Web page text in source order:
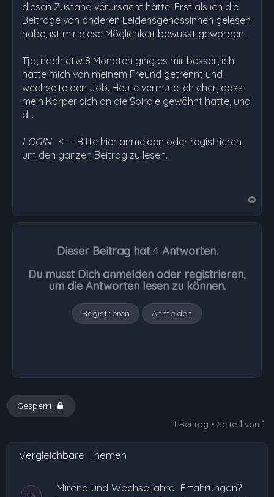
diesen Zustand verursacht hätte. Erst als ich die
Beiträge von anderen Leidensgenossinnen gelesen
habe, ist mir diese Möglichkeit bewusst geworden.
Tja, nach etw 8 Monaten ging es mir besser, ich
hatte mich von meinem Freund getrennt und
wechselte den Job. Heute vermute ich eher, dass
mein Körper sich an die Spirale gewöhnt hatte, und
d…
LOGIN <--- Bitte hier anmelden oder registrieren,
um den ganzen Beitrag zu lesen.
Dieser Beitrag hat4 Antworten.
Du musst Dich anmelden oder registrieren,
um die Antworten lesen zu können.
Registrieren Anmelden
Gesperrt
1 Beitrag • Seite 1 von 1
Vergleichbare Themen
Mirena und Wechseljahre: Erfahrungen?